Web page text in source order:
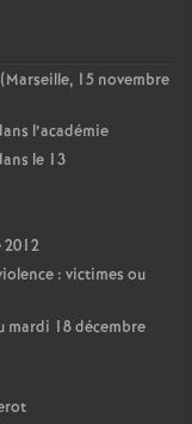
15 novembre
l’académie
le 13
2012
: victimes ou
mardi 18 décembre